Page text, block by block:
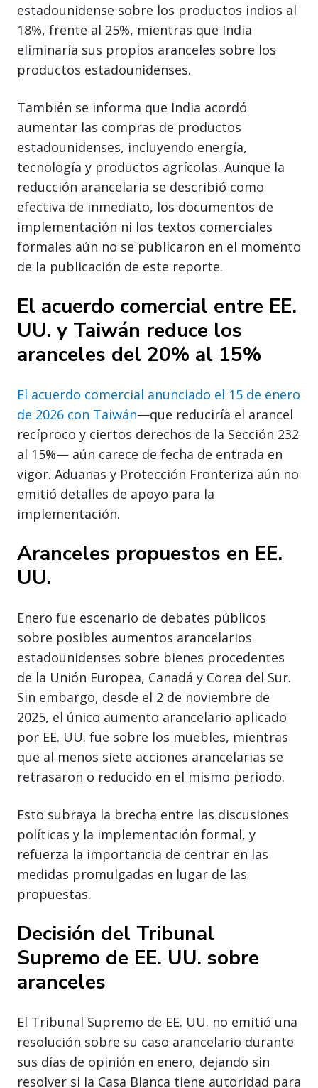
estadounidense sobre los productos indios al
18%, frente al 25%, mientras que India
eliminaría sus propios aranceles sobre los
productos estadounidenses.
También se informa que India acordó
aumentar las compras de productos
estadounidenses, incluyendo energía,
tecnología y productos agrícolas. Aunque la
reducción arancelaria se describió como
efectiva de inmediato, los documentos de
implementación ni los textos comerciales
formales aún no se publicaron en el momento
de la publicación de este reporte.
El acuerdo comercial entre EE.
UU. y Taiwán reduce los
aranceles del 20% al 15%
El acuerdo comercial anunciado el 15 de enero
de 2026 con Taiwán—que reduciría el arancel
recíproco y ciertos derechos de la Sección 232
al 15%— aún carece de fecha de entrada en
vigor. Aduanas y Protección Fronteriza aún no
emitió detalles de apoyo para la
implementación.
Aranceles propuestos en EE.
UU.
Enero fue escenario de debates públicos
sobre posibles aumentos arancelarios
estadounidenses sobre bienes procedentes
de la Unión Europea, Canadá y Corea del Sur.
Sin embargo, desde el 2 de noviembre de
2025, el único aumento arancelario aplicado
por EE. UU. fue sobre los muebles, mientras
que al menos siete acciones arancelarias se
retrasaron o reducido en el mismo periodo.
Esto subraya la brecha entre las discusiones
políticas y la implementación formal, y
refuerza la importancia de centrar en las
medidas promulgadas en lugar de las
propuestas.
Decisión del Tribunal
Supremo de EE. UU. sobre
aranceles
El Tribunal Supremo de EE. UU. no emitió una
resolución sobre su caso arancelario durante
sus días de opinión en enero, dejando sin
resolver si la Casa Blanca tiene autoridad para